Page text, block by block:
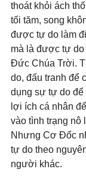
thoát khỏi ách
tối tăm, song
được tự do làm
mà là được tự do
Đức Chúa Trời.
do, đấu tranh để
dụng sự tự do để
lợi ích cá nhân
vào tình trạng nô
Nhưng Cơ Đốc
tự do theo
người khác.